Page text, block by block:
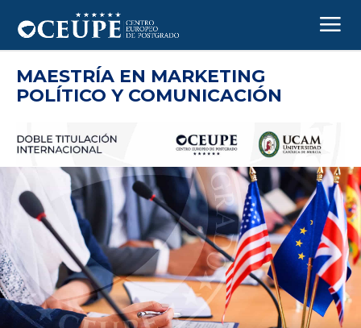
MAESTRÍA EN MARKETING
POLÍTICO Y COMUNICACIÓN